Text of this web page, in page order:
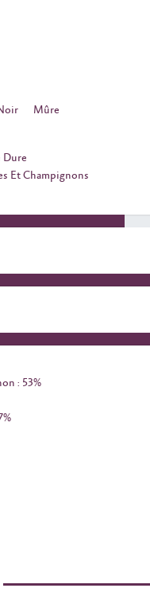
Mûre
Dure
Et Champignons
: 53%